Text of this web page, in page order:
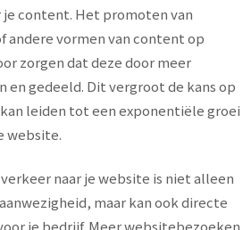
content. Het promoten van
vormen van content op
zorgen dat deze door meer
en gedeeld. Dit vergroot de kans op
leiden tot een exponentiële groei
website.
naar je website is niet alleen
maar kan ook directe
je bedrijf. Meer websitebezoeken